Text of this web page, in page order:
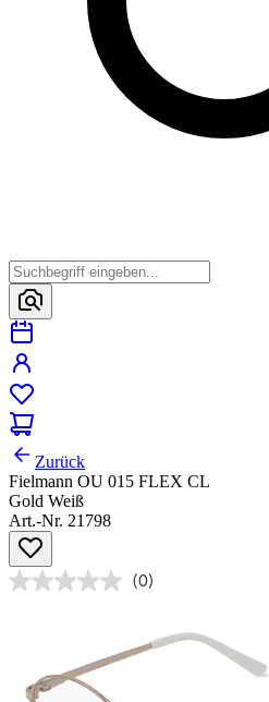
Zurück
Fielmann OU 015 FLEX CL
Gold Weiß
Art.-Nr. 21798
(0)